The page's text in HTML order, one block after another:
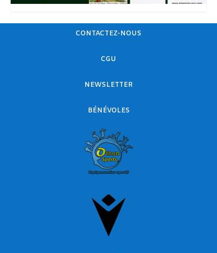
CONTACTEZ-NOUS
CGU
NEWSLETTER
BÉNÉVOLES